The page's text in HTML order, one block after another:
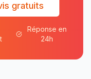
gratuits
Réponse en
24h